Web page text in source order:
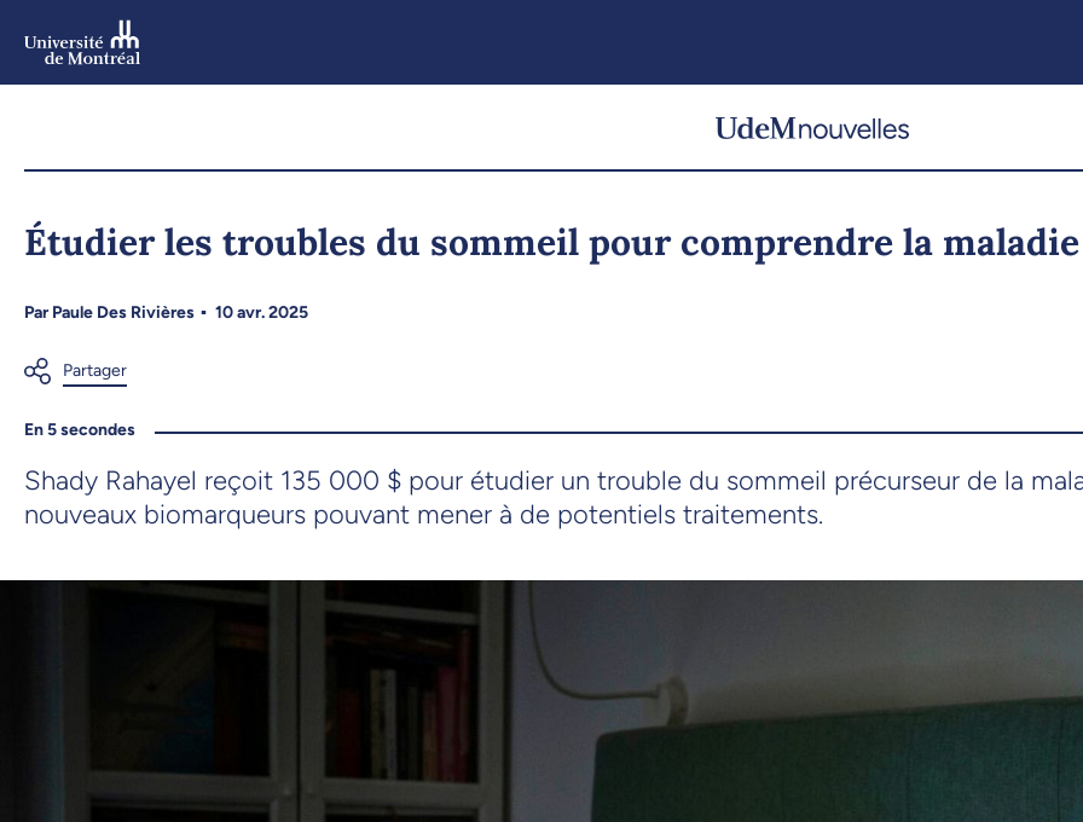
Étudier les troubles du sommeil pour comprendre la
ParPaule Des Rivières 10 avr. 2025
En 5 secondes
Shady Rahayel reçoit 135 000 $ pour étudier un trouble du sommeil précurseur de la
nouveaux biomarqueurs pouvant mener à de potentiels traitements.